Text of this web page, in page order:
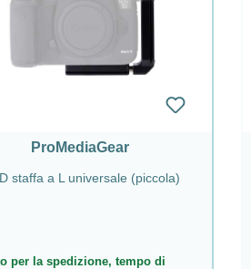
ProMediaGear
staffa a L universale (piccola)
per la spedizione, tempo di